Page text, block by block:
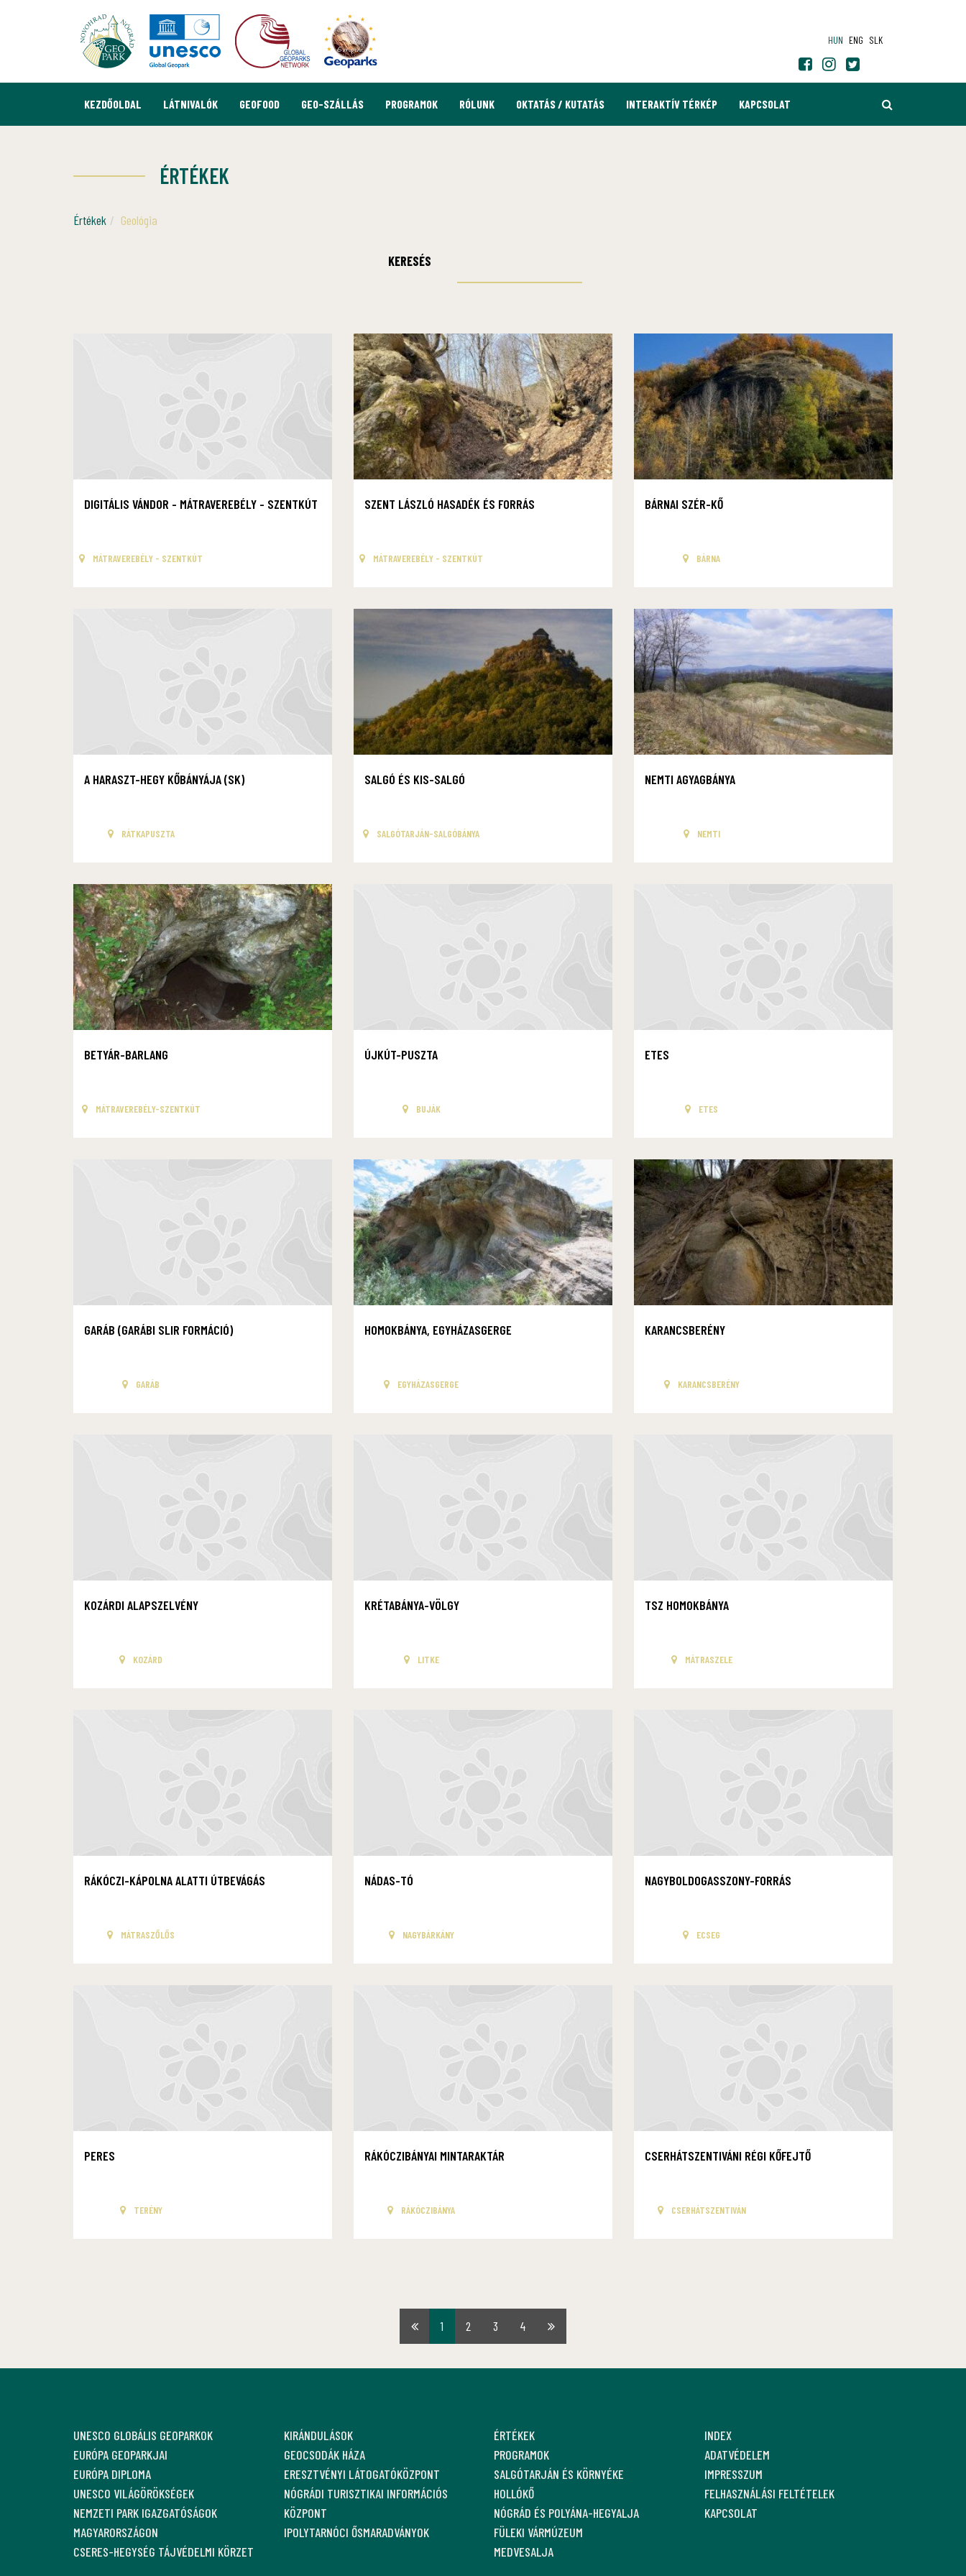
HUN ENG SLK
KEZDŐOLDAL LÁTNIVALÓK GEOFOOD GEO-SZÁLLÁS PROGRAMOK RÓLUNK OKTATÁS / KUTATÁS INTERAKTÍV TÉRKÉP KAPCSOLAT
ÉRTÉKEK
Értékek Geológia
KERESÉS
DIGITÁLIS VÁNDOR - MÁTRAVEREBÉLY - SZENTKÚT
MÁTRAVEREBÉLY - SZENTKÚT
SZENT LÁSZLÓ HASADÉK ÉS FORRÁS
MÁTRAVEREBÉLY - SZENTKÚT
BÁRNAI SZÉR-KŐ
BÁRNA
A HARASZT-HEGY KŐBÁNYÁJA (SK)
RÁTKAPUSZTA
SALGÓ ÉS KIS-SALGÓ
SALGÓTARJÁN-SALGÓBÁNYA
NEMTI AGYAGBÁNYA
NEMTI
BETYÁR-BARLANG
MÁTRAVEREBÉLY-SZENTKÚT
ÚJKÚT-PUSZTA
BUJÁK
ETES
ETES
GARÁB (GARÁBI SLIR FORMÁCIÓ)
GARÁB
HOMOKBÁNYA, EGYHÁZASGERGE
EGYHÁZASGERGE
KARANCSBERÉNY
KARANCSBERÉNY
KOZÁRDI ALAPSZELVÉNY
KOZÁRD
KRÉTABÁNYA-VÖLGY
LITKE
TSZ HOMOKBÁNYA
MÁTRASZELE
RÁKÓCZI-KÁPOLNA ALATTI ÚTBEVÁGÁS
MÁTRASZŐLŐS
NÁDAS-TÓ
NAGYBÁRKÁNY
NAGYBOLDOGASSZONY-FORRÁS
ECSEG
PERES
TERÉNY
RÁKÓCZIBÁNYAI MINTARAKTÁR
RÁKÓCZIBÁNYA
CSERHÁTSZENTIVÁNI RÉGI KŐFEJTŐ
CSERHÁTSZENTIVÁN
Első1 2 3 4
Utolsó
UNESCO GLOBÁLIS GEOPARKOK
EURÓPA GEOPARKJAI
EURÓPA DIPLOMA
UNESCO VILÁGÖRÖKSÉGEK
NEMZETI PARK IGAZGATÓSÁGOK
MAGYARORSZÁGON
CSERES-HEGYSÉG TÁJVÉDELMI KÖRZET
KIRÁNDULÁSOK
GEOCSODÁK HÁZA
ERESZTVÉNYI LÁTOGATÓKÖZPONT
NÓGRÁDI TURISZTIKAI INFORMÁCIÓS
KÖZPONT
IPOLYTARNÓCI ŐSMARADVÁNYOK
ÉRTÉKEK
PROGRAMOK
SALGÓTARJÁN ÉS KÖRNYÉKE
HOLLÓKŐ
NÓGRÁD ÉS POLYÁNA-HEGYALJA
FÜLEKI VÁRMÚZEUM
MEDVESALJA
INDEX
ADATVÉDELEM
IMPRESSZUM
FELHASZNÁLÁSI FELTÉTELEK
KAPCSOLAT